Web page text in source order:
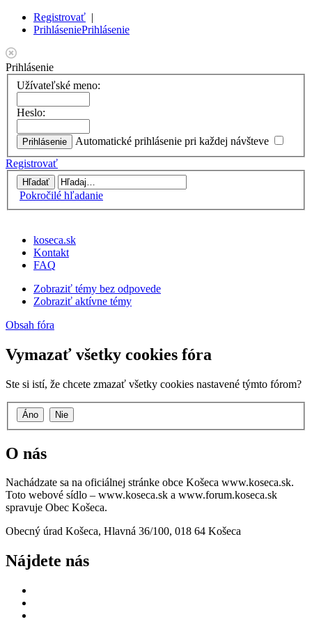
Registrovať |
PrihláseniePrihlásenie
Prihlásenie
Užívateľské meno:
Heslo:
Automatické prihlásenie pri každej návšteve
Registrovať
Pokročilé hľadanie
koseca.sk
Kontakt
FAQ
Zobraziť témy bez odpovede
Zobraziť aktívne témy
Obsah fóra
Vymazať všetky cookies fóra
Ste si istí, že chcete zmazať všetky cookies nastavené týmto fórom?
O nás
Nachádzate sa na oficiálnej stránke obce Košeca www.koseca.sk.
Toto webové sídlo – www.koseca.sk a www.forum.koseca.sk
spravuje Obec Košeca.
Obecný úrad Košeca, Hlavná 36/100, 018 64 Košeca
Nájdete nás